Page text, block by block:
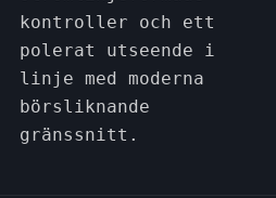
kontroller och ett
polerat utseende i
linje med moderna
börsliknande
gränssnitt.